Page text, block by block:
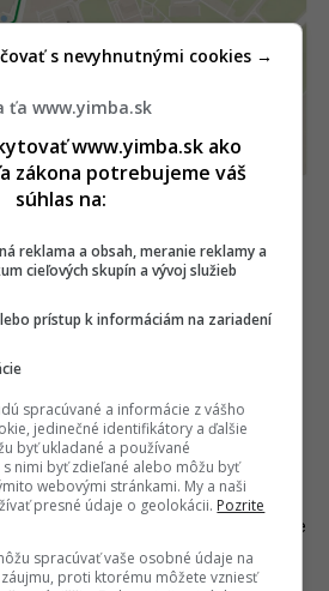
trate na letisko s etapizáciou.
Zdroj: iMHD.sk
radiály začína realizovať
Do budúcna sa totiž neráta
ako v súčasnosti, ale s jej
terminálu integrovanej osobnej
výhľadovo dokonca na Letisko M.R.
ekonomická štúdiapre predĺženie
ktorá bola v uplynulých dňoch
. Cieľom štúdie je podrobné preverenie
trasovania električkovej trate a
z hľadiska technického,
ťa www.yimba.sk
www.yimba.sk ako
zákona potrebujeme váš
súhlas na:
reklama a obsah, meranie reklamy a
cieľových skupín a vývoj služieb
prístup k informáciám na zariadení
spracúvané a informácie z vášho
jedinečné identifikátory a ďalšie
byť ukladané a používané
nimi byť zdieľané alebo môžu byť
webovými stránkami. My a naši
presné údaje o geolokácii. Pozrite
spracúvať vaše osobné údaje na
proti ktorému môžete vzniesť
s nevyhnutnými cookies →